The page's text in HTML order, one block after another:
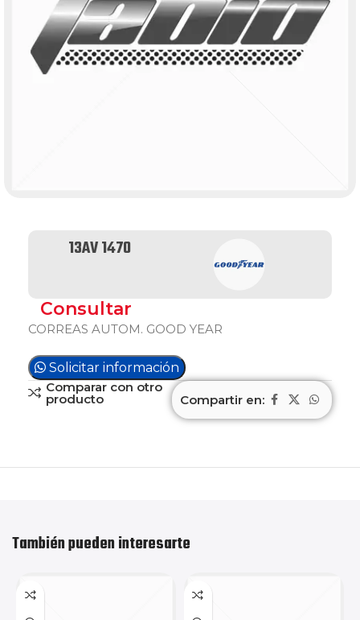
13AV 1470
Consultar
CORREAS AUTOM. GOOD YEAR
Solicitar información
Comparar con otro
producto Compartir en:
También pueden interesarte